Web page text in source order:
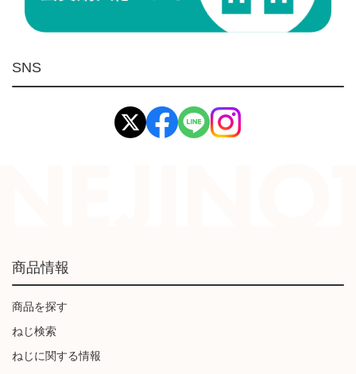
環境安全用品
イマオ製品(IMAO)
工業資材(栃木屋)
SNS
商品情報
商品を探す
ねじ検索
ねじに関する情報